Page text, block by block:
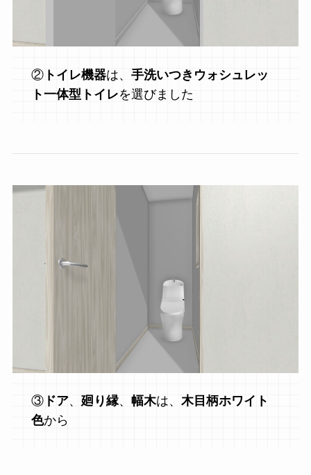
②トイレ機器は、 手洗いつきウォシュレッ
ト一体型トイレを選びました
③ドア、 廻り縁、 幅木は、 木目柄ホワイト
色から